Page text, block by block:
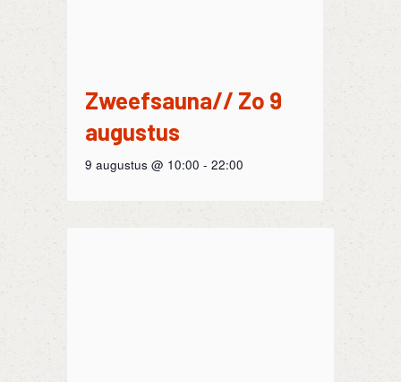
Zweefsauna// Zo 9
augustus
9 augustus @ 10:00 - 22:00